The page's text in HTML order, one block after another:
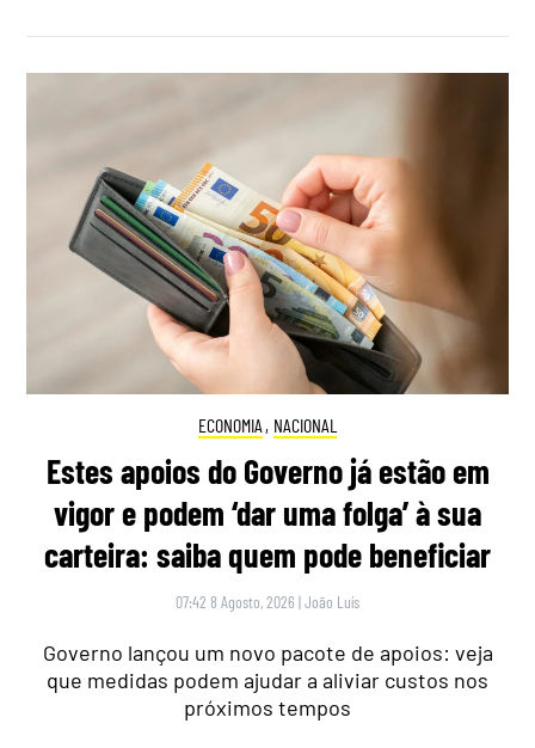
ECONOMIA , NACIONAL
Estes apoios do Governo já estão em
vigor e podem ‘dar uma folga’ à sua
carteira: saiba quem pode beneficiar
07:42 8 Agosto, 2026 |João Luís
Governo lançou um novo pacote de apoios: veja
que medidas podem ajudar a aliviar custos nos
próximos tempos